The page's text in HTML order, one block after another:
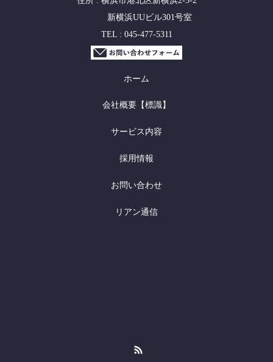
新横浜UUビル301号室
TEL : 045-477-5311
ホーム
会社概要【標識】
サービス内容
採用情報
お問い合わせ
リアン通信